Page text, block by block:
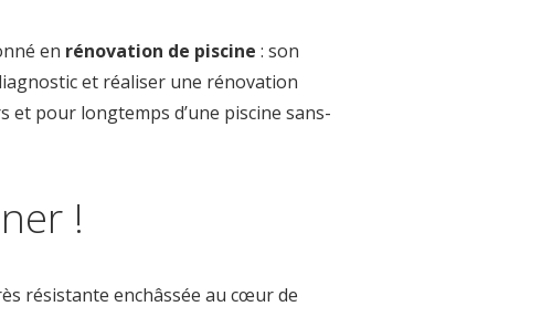
en rénovation de piscine : son
et réaliser une rénovation
pour longtemps d’une piscine sans-
!
résistante enchâssée au cœur de